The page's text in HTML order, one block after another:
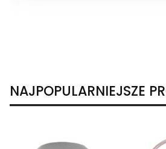
NAJPOPULARNIEJSZE